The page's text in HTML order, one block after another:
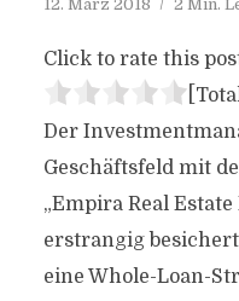
12. März 2018 2 Min.
Click to rate this
Der
Geschäftsfeld mit
„Empira Real
erstrangig
eine Whole-Loan-